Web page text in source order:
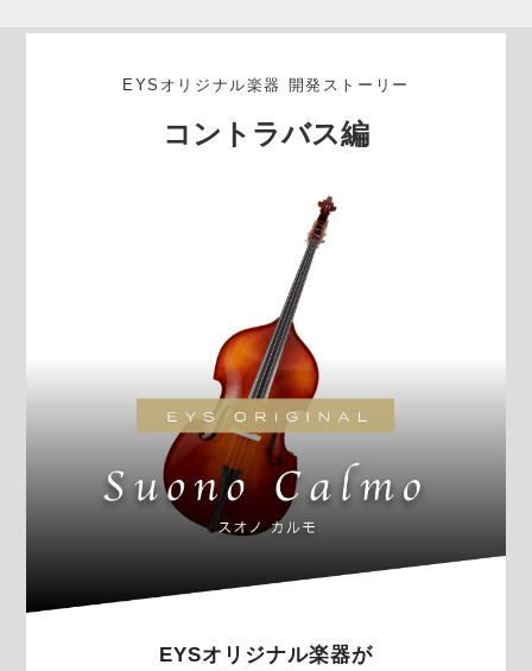
EYSオリジナル楽器 開発ストーリー
コントラバス編
EYSオリジナル楽器が